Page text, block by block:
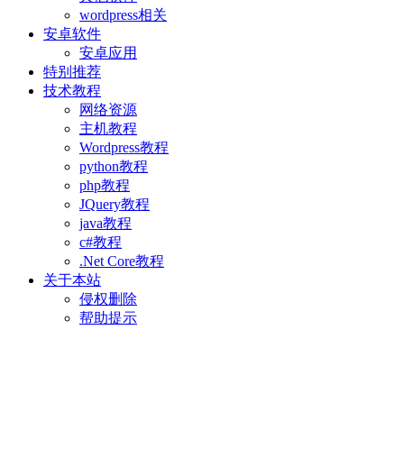
wordpress相关
安卓软件
安卓应用
特别推荐
技术教程
网络资源
主机教程
Wordpress教程
python教程
php教程
JQuery教程
java教程
c#教程
.Net Core教程
关于本站
侵权删除
帮助提示